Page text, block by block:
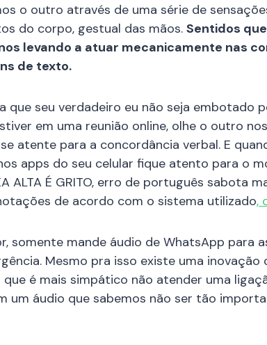
o outro através de uma série de
do corpo, gestual das mãos. Sentidos
levando a atuar mecanicamente nas
de texto.
que seu verdadeiro eu não seja embotado
em uma reunião online, olhe o outro
atente para a concordância verbal. E
apps do seu celular fique atento para o
ALTA É GRITO, erro de português sabota
de acordo com o sistema utilizado,
somente mande áudio de WhatsApp para
Mesmo pra isso existe uma
é mais simpático não atender uma
um áudio que sabemos não ser tão